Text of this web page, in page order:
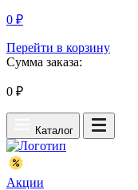
0 ₽
Перейти в корзину
Сумма заказа:
0 ₽
Каталог
Акции